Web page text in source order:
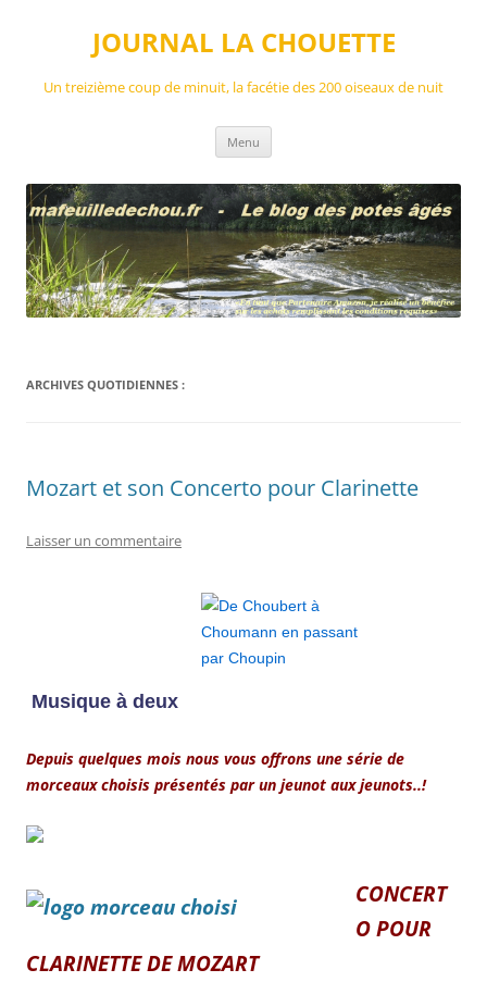
JOURNAL LA CHOUETTE
Un treizième coup de minuit, la facétie des 200 oiseaux de nuit
Menu
ARCHIVES QUOTIDIENNES :
Mozart et son Concerto pour Clarinette
Laisser un commentaire
Musique à deux
Depuis quelques mois nous vous offrons une série de
morceaux choisis présentés par un jeunot aux jeunots..!
CONCERT
O POUR
CLARINETTE DE MOZART